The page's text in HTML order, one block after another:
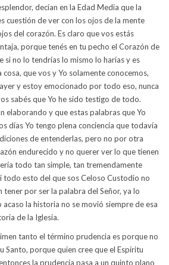
decían en la Edad Media que la
cuestión de ver con los ojos de la mente
del corazón. Es claro que vos estás
porque tenés en tu pecho el Corazón de
si no lo tendrías lo mismo lo harías y es
que vos y Yo solamente conocemos,
y estoy emocionado por todo eso, nunca
sabés que Yo he sido testigo de todo.
elaborando y que estas palabras que Yo
días Yo tengo plena conciencia que todavía
de entenderlas, pero no por otra
endurecido y no querer ver lo que tienen
todo tan simple, tan tremendamente
todo esto del que sos Celoso Custodio no
tener por ser la palabra del Señor, ya lo
la historia no se movió siempre de esa
de la Iglesia.
tanto el término prudencia es porque no
Santo, porque quien cree que el Espíritu
la prudencia pasa a un quinto plano